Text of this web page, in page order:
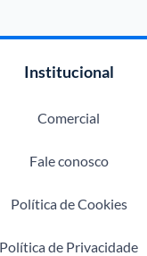
Institucional
Comercial
Fale conosco
Política de Cookies
Política de Privacidade